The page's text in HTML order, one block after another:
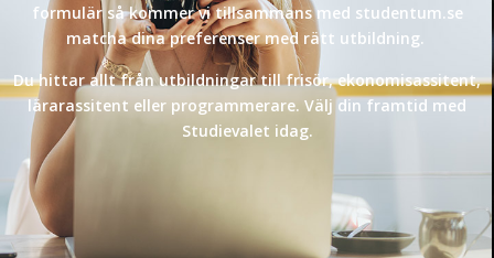
formulär så kommer vi tillsammans med studentum.se
matcha dina preferenser med rätt utbildning.
Du hittar allt från utbildningar till frisör, ekonomisassitent,
lärarassitent eller programmerare. Välj din framtid med
Studievalet idag.